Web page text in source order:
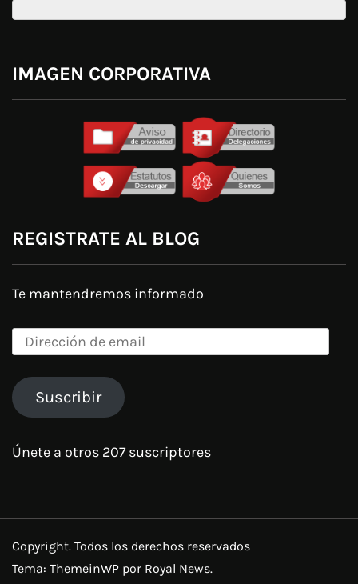
IMAGEN CORPORATIVA
REGISTRATE AL BLOG
Te mantendremos informado
Dirección
emailSuscribir
Únete a otros 207 suscriptores
Copyright. Todos los derechos reservados
Tema: ThemeinWP por Royal News.